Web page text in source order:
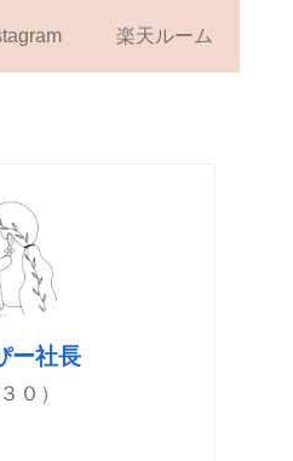
楽天ルーム
ー社長
０）